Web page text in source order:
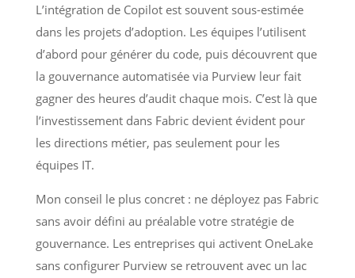
L’intégration de Copilot est souvent sous-estimée
dans les projets d’adoption. Les équipes l’utilisent
d’abord pour générer du code, puis découvrent que
la gouvernance automatisée via Purview leur fait
gagner des heures d’audit chaque mois. C’est là que
l’investissement dans Fabric devient évident pour
les directions métier, pas seulement pour les
équipes IT.
Mon conseil le plus concret : ne déployez pas Fabric
sans avoir défini au préalable votre stratégie de
gouvernance. Les entreprises qui activent OneLake
sans configurer Purview se retrouvent avec un lac